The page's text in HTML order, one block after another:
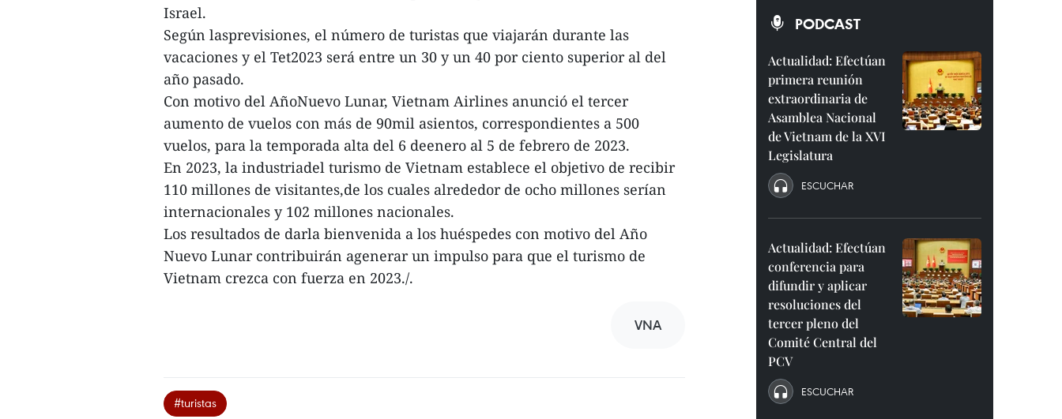
Israel.
Según lasprevisiones, el número de turistas que viajarán durante las
vacaciones y el Tet2023 será entre un 30 y un 40 por ciento superior al del
año pasado.
Con motivo del AñoNuevo Lunar, Vietnam Airlines anunció el tercer
aumento de vuelos con más de 90mil asientos, correspondientes a 500
vuelos, para la temporada alta del 6 deenero al 5 de febrero de 2023.
En 2023, la industriadel turismo de Vietnam establece el objetivo de recibir
110 millones de visitantes,de los cuales alrededor de ocho millones serían
internacionales y 102 millones nacionales.
Los resultados de darla bienvenida a los huéspedes con motivo del Año
Nuevo Lunar contribuirán agenerar un impulso para que el turismo de
Vietnam crezca con fuerza en 2023./.
VNA
#turistas
PODCAST
Actualidad: Efectúan
primera reunión
extraordinaria de
Asamblea Nacional
de Vietnam de la XVI
Legislatura
ESCUCHAR
Actualidad: Efectúan
conferencia para
difundir y aplicar
resoluciones del
tercer pleno del
Comité Central del
PCV
ESCUCHAR